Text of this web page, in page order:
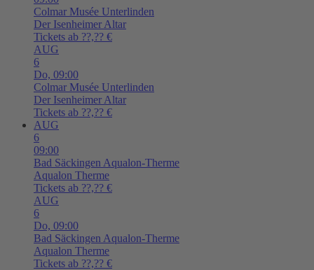
Colmar Musée Unterlinden
Der Isenheimer Altar
Tickets ab ??,?? €
AUG
6
Do, 09:00
Colmar Musée Unterlinden
Der Isenheimer Altar
Tickets ab ??,?? €
AUG
6
09:00
Bad Säckingen Aqualon-Therme
Aqualon Therme
Tickets ab ??,?? €
AUG
6
Do, 09:00
Bad Säckingen Aqualon-Therme
Aqualon Therme
Tickets ab ??,?? €